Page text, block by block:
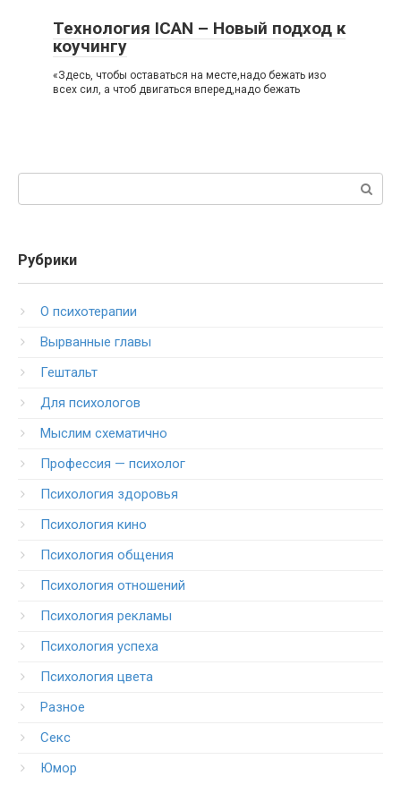
Технология ICAN – Новый подход к
коучингу
«Здесь, чтобы оставаться на месте,надо бежать изо
всех сил, а чтоб двигаться вперед,надо бежать
Рубрики
O психотерапии
Вырванные главы
Гештальт
Для психологов
Мыслим схематично
Профессия — психолог
Психология здоровья
Психология кино
Психология общения
Психология отношений
Психология рекламы
Психология успеха
Психология цвета
Разное
Секс
Юмор